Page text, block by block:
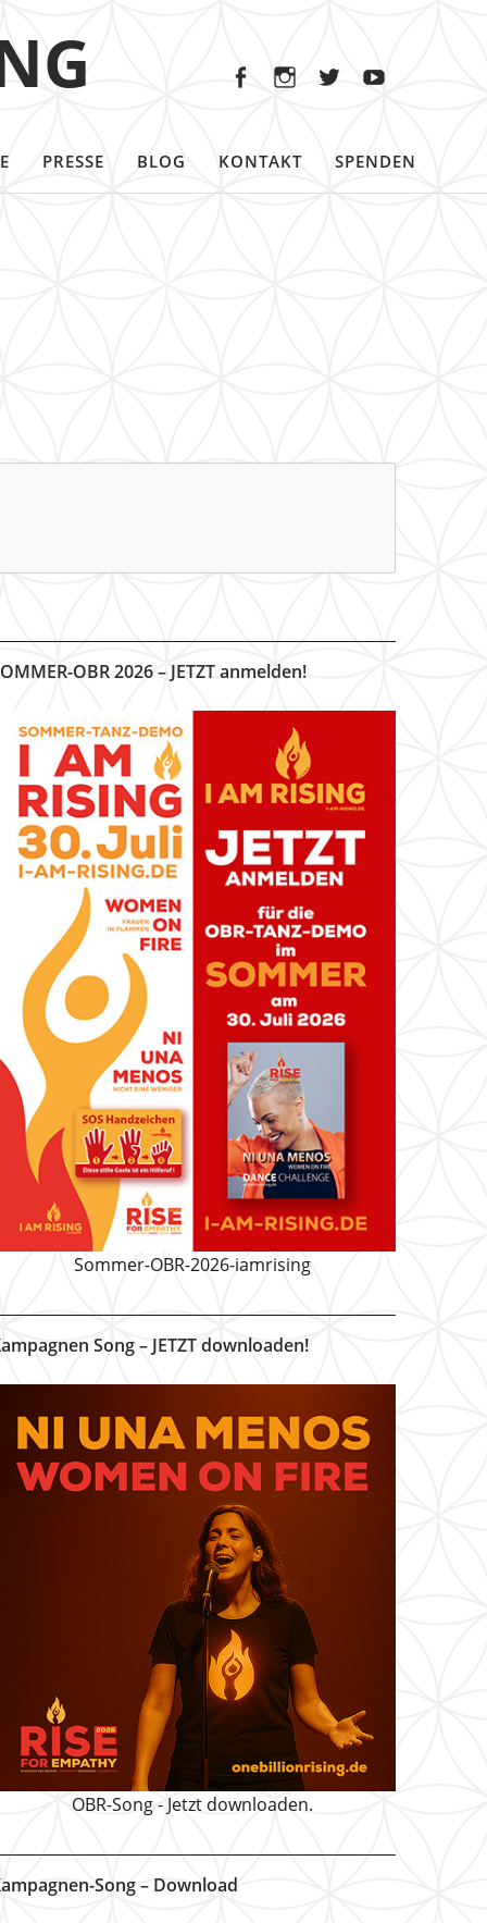
PRESSE BLOG KONTAKT SPENDEN
OBR 2026 – JETZT anmelden!
Sommer-OBR-2026-iamrising
Song – JETZT downloaden!
OBR-Song - Jetzt downloaden.
Song – Download